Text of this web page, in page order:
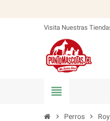
Visita Nuestras
view_headline
chevron_right Perros chevron_right